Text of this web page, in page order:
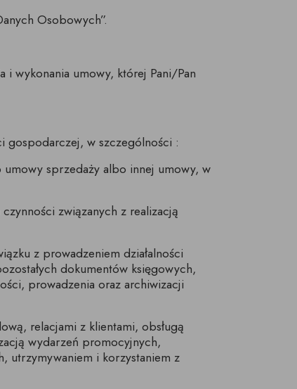
Osobowych”.
i wykonania umowy, której Pani/Pan
gospodarczej, w szczególności :
umowy sprzedaży albo innej umowy, w
związanych z realizacją
z prowadzeniem działalności
dokumentów księgowych,
prowadzenia oraz archiwizacji
relacjami z klientami, obsługą
wydarzeń promocyjnych,
utrzymywaniem i korzystaniem z